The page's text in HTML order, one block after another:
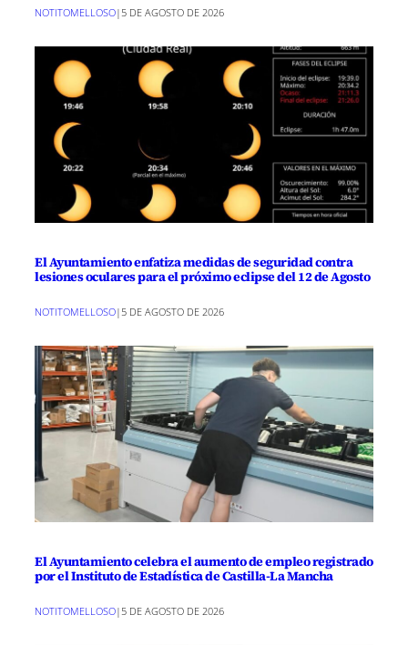
NOTITOMELLOSO|5 DE AGOSTO DE 2026
El Ayuntamiento enfatiza medidas de seguridad contra
lesiones oculares para el próximo eclipse del 12 de Agosto
NOTITOMELLOSO|5 DE AGOSTO DE 2026
El Ayuntamiento celebra el aumento de empleo registrado
por el Instituto de Estadística de Castilla-La Mancha
NOTITOMELLOSO|5 DE AGOSTO DE 2026